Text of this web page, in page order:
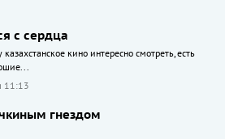
с сердца
кино интересно смотреть, есть
11:13
гнездом